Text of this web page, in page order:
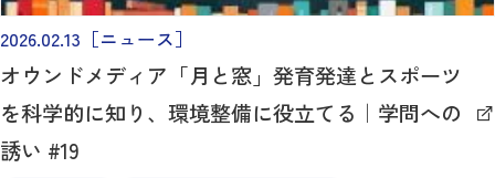
2026.02.13 ［ニュース］
オウンドメディア「月と窓」発育発達とスポーツ
を科学的に知り、環境整備に役立てる｜学問への
誘い #19